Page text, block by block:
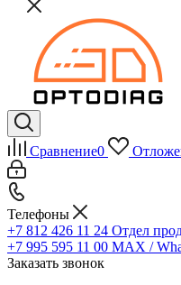
Сравнение0
Телефоны
+7 812 426 11 24 Отдел
+7 995 595 11 00 MAX /
Заказать звонок